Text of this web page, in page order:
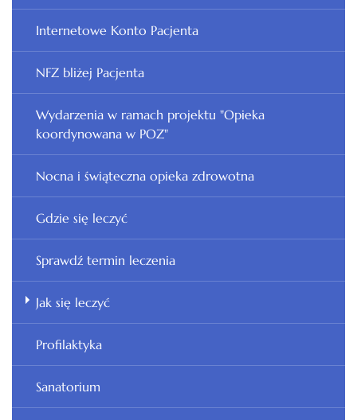
Internetowe Konto Pacjenta
NFZ bliżej Pacjenta
Wydarzenia w ramach projektu "Opieka
koordynowana w POZ"
Nocna i świąteczna opieka zdrowotna
Gdzie się leczyć
Sprawdź termin leczenia
Jak się leczyć
Profilaktyka
Sanatorium